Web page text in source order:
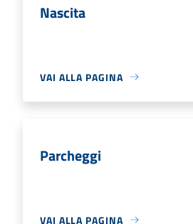
Nascita
VAI ALLA PAGINA
Parcheggi
VAI ALLA PAGINA